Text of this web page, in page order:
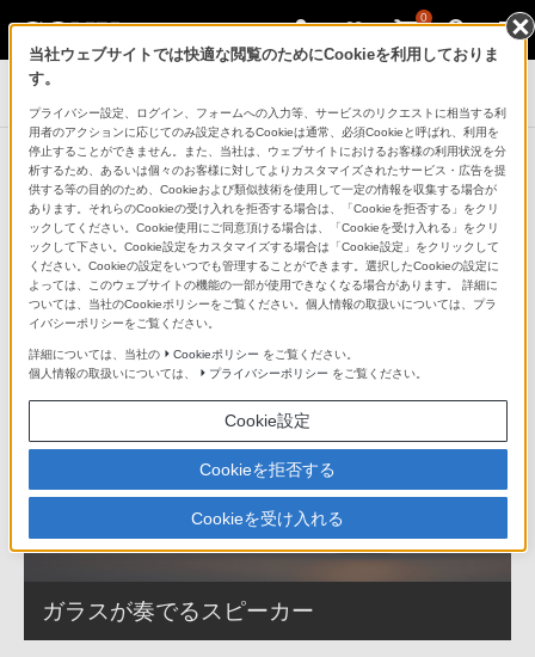
0
アクティブスピーカー/ネックスピーカー
LSPX-S1をもっと知る
ガラスが奏でるスピーカー
当社ウェブサイトでは快適な閲覧のためにCookieを利用しておりま
す。
プライバシー設定、ログイン、フォームへの入力等、サービスのリクエストに相当する利
用者のアクションに応じてのみ設定されるCookieは通常、必須Cookieと呼ばれ、利用を
停止することができません。また、当社は、ウェブサイトにおけるお客様の利用状況を分
析するため、あるいは個々のお客様に対してよりカスタマイズされたサービス・広告を提
供する等の目的のため、Cookieおよび類似技術を使用して一定の情報を収集する場合が
あります。それらのCookieの受け入れを拒否する場合は、「Cookieを拒否する」をクリ
ックしてください。Cookie使用にご同意頂ける場合は、「Cookieを受け入れる」をクリ
ックして下さい。Cookie設定をカスタマイズする場合は「Cookie設定」をクリックして
ください。Cookieの設定をいつでも管理することができます。選択したCookieの設定に
よっては、このウェブサイトの機能の一部が使用できなくなる場合があります。 詳細に
ついては、当社のCookieポリシーをご覧ください。個人情報の取扱いについては、プラ
イバシーポリシーをご覧ください。
詳細については、当社の Cookieポリシー をご覧ください。
個人情報の取扱いについては、
プライバシーポリシー をご覧ください。
Cookie設定
Cookieを拒否する
Cookieを受け入れる